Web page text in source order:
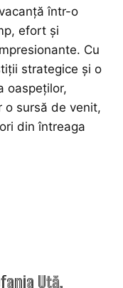
Uță,
într-o
efort și
Cu
strategice și o
oaspeților,
o sursă de venit,
din întreaga